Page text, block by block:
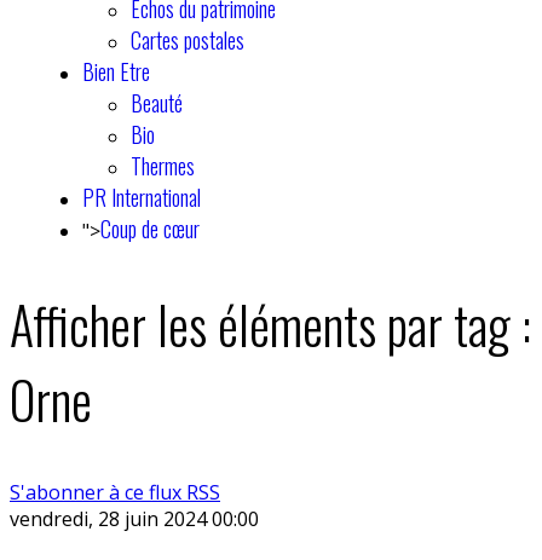
Echos du patrimoine
Cartes postales
Bien Etre
Beauté
Bio
Thermes
PR International
">Coup de cœur
Afficher les éléments par tag :
Orne
S'abonner à ce flux RSS
vendredi, 28 juin 2024 00:00